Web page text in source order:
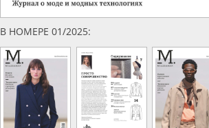
В НОМЕРЕ 01/2025: